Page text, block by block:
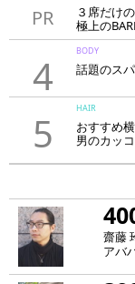
PR
３席だけ
極上の
「LAVIE
4
BODY
話題のス
5
HAIR
おすすめ
男のカッ
齋藤
アバ